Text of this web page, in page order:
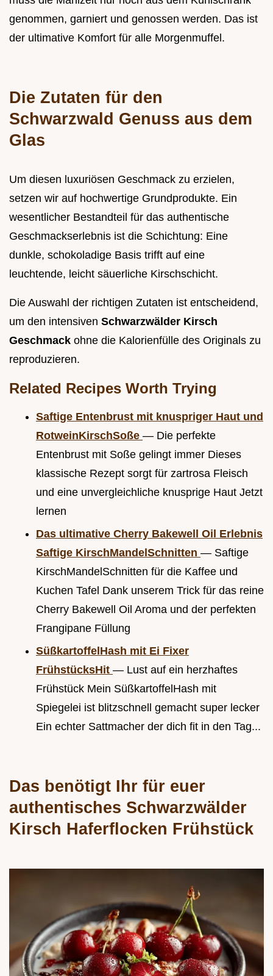
genommen, garniert und genossen werden. Das ist
der ultimative Komfort für alle Morgenmuffel.
Die Zutaten für den
Schwarzwald Genuss aus dem
Glas
Um diesen luxuriösen Geschmack zu erzielen,
setzen wir auf hochwertige Grundprodukte. Ein
wesentlicher Bestandteil für das authentische
Geschmackserlebnis ist die Schichtung: Eine
dunkle, schokoladige Basis trifft auf eine
leuchtende, leicht säuerliche Kirschschicht.
Die Auswahl der richtigen Zutaten ist entscheidend,
um den intensiven Schwarzwälder Kirsch
Geschmack ohne die Kalorienfülle des Originals zu
reproduzieren.
Related Recipes Worth Trying
Saftige Entenbrust mit knuspriger Haut und
RotweinKirschSoße — Die perfekte
Entenbrust mit Soße gelingt immer Dieses
klassische Rezept sorgt für zartrosa Fleisch
und eine unvergleichliche knusprige Haut Jetzt
lernen
Das ultimative Cherry Bakewell Oil Erlebnis
Saftige KirschMandelSchnitten — Saftige
KirschMandelSchnitten für die Kaffee und
Kuchen Tafel Dank unserem Trick für das reine
Cherry Bakewell Oil Aroma und der perfekten
Frangipane Füllung
SüßkartoffelHash mit Ei Fixer
FrühstücksHit — Lust auf ein herzhaftes
Frühstück Mein SüßkartoffelHash mit
Spiegelei ist blitzschnell gemacht super lecker
Ein echter Sattmacher der dich fit in den Tag...
Das benötigt Ihr für euer
authentisches Schwarzwälder
Kirsch Haferflocken Frühstück